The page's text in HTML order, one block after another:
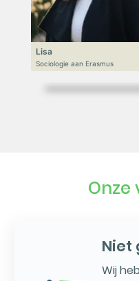
Lisa
Sociologie aan Erasmus
Onze
Niet
Wij